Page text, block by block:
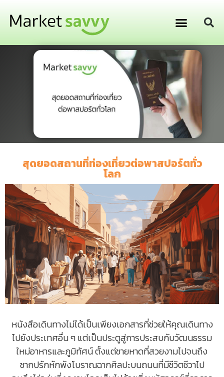
สุดยอดสถานที่ท่องเที่ยวต่อพาสปอร์ตทั่ว
โลก
หนังสือเดินทางไม่ได้เป็นเพียงเอกสารที่ช่วยให้คุณเดินทาง
ไปยังประเทศอื่น ๆ แต่เป็นประตูสู่การประสบกับวัฒนธรรม
ใหม่อาหารและภูมิทัศน์ ตั้งแต่ชายหาดที่สวยงามไปจนถึง
ซากปรักหักพังโบราณฉากศิลปะบนถนนที่มีชีวิตชีวาไป